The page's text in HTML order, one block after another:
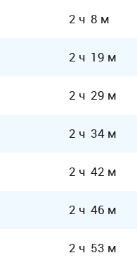
2 ч 8 м
2 ч 19 м
2 ч 29 м
2 ч 34 м
2 ч 42 м
2 ч 46 м
2 ч 53 м